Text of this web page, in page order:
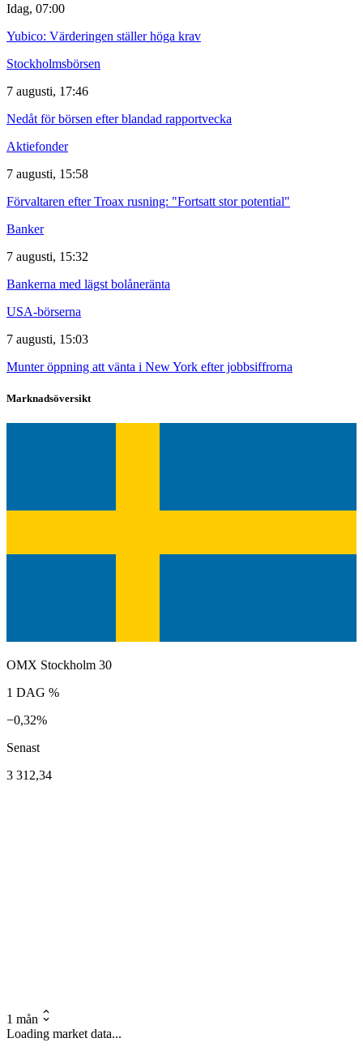
Idag, 07:00
Yubico: Värderingen ställer höga krav
Stockholmsbörsen
7 augusti, 17:46
Nedåt för börsen efter blandad rapportvecka
Aktiefonder
7 augusti, 15:58
Förvaltaren efter Troax rusning: "Fortsatt stor potential"
Banker
7 augusti, 15:32
Bankerna med lägst bolåneränta
USA-börserna
7 augusti, 15:03
Munter öppning att vänta i New York efter jobbsiffrorna
Marknadsöversikt
OMX Stockholm 30
1 DAG %
−0,32%
Senast
3 312,34
1 mån
Loading market data...